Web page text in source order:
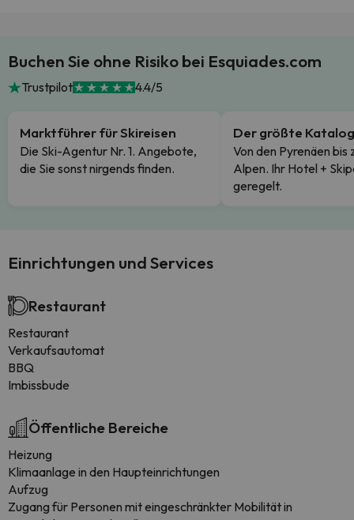
Buchen Sie ohne Risiko bei Esquiades.com
Trustpilot 4.4/5
Marktführer für Skireisen
Die Ski-Agentur Nr. 1. Angebote,
die Sie sonst nirgends finden.
Der größte Katalog
Von den Pyrenäen bis
Alpen. Ihr Hotel +
geregelt.
Einrichtungen und Services
Restaurant
Restaurant
Verkaufsautomat
BBQ
Imbissbude
Öffentliche Bereiche
Heizung
Klimaanlage in den Haupteinrichtungen
Aufzug
Zugang für Personen mit eingeschränkter Mobilität in